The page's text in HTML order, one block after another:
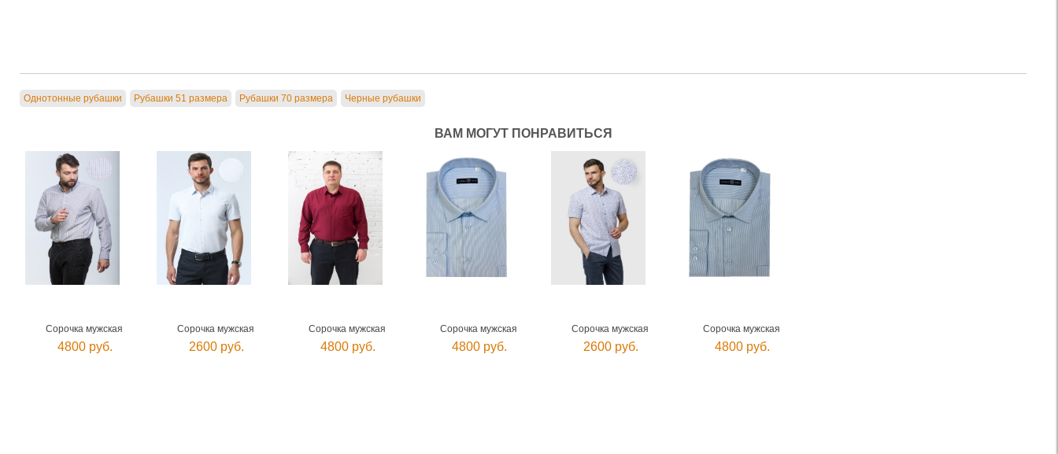
Однотонные рубашки Рубашки 51 размера Рубашки 70 размера Черные рубашки
ВАМ МОГУТ ПОНРАВИТЬСЯ
Сорочка мужская
4800 руб.
Сорочка мужская
2600 руб.
Сорочка мужская
4800 руб.
Сорочка мужская
4800 руб.
Сорочка мужская
2600 руб.
Сорочка мужская
4800 руб.